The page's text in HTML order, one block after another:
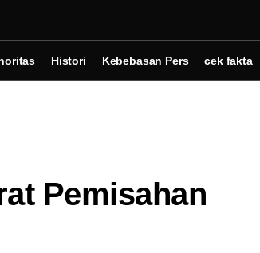
Histori Kebebasan Pers cek fakta
Pemisahan